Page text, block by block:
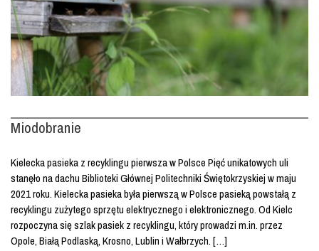
Miodobranie
Kielecka pasieka z recyklingu pierwsza w Polsce Pięć unikatowych uli
stanęło na dachu Biblioteki Głównej Politechniki Świętokrzyskiej w maju
2021 roku. Kielecka pasieka była pierwszą w Polsce pasieką powstałą z
recyklingu zużytego sprzętu elektrycznego i elektronicznego. Od Kielc
rozpoczyna się szlak pasiek z recyklingu, który prowadzi m.in. przez
Opole, Białą Podlaską, Krosno, Lublin i Wałbrzych. […]